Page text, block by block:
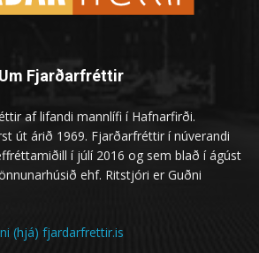
Um Fjarðarfréttir
af lifandi mannlífi í Hafnarfirði.
út árið 1969. Fjarðarfréttir í núverandi
í júlí 2016 og sem blað í ágúst
ehf. Ritstjóri er Guðni
(hjá) fjardarfrettir.is